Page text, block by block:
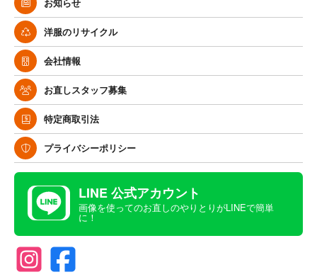
お知らせ
洋服のリサイクル
会社情報
お直しスタッフ募集
特定商取引法
プライバシーポリシー
LINE 公式アカウント
画像を使ってのお直しのやりとりがLINEで簡単
に！